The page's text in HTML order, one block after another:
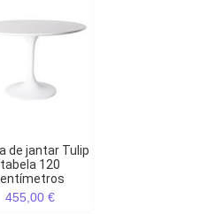
tabela 120
455,00 €